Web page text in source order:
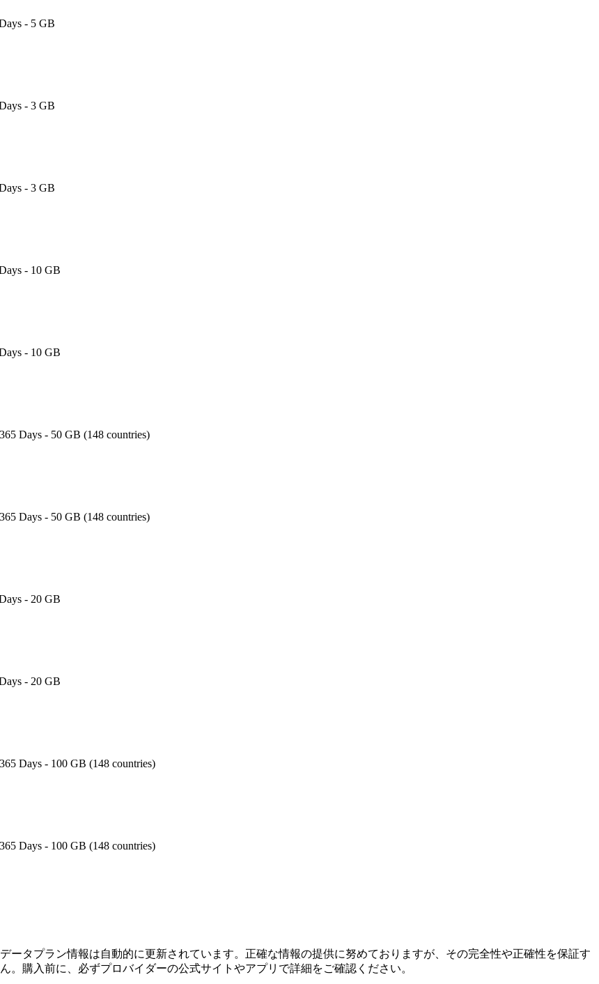
- 5 GB
- 3 GB
- 3 GB
- 10 GB
- 10 GB
Days - 50 GB (148 countries)
Days - 50 GB (148 countries)
- 20 GB
- 20 GB
Days - 100 GB (148 countries)
Days - 100 GB (148 countries)
ータプラン情報は自動的に更新されています。正確な情報の提供に努めておりますが、その完全性や正確性を保証す
。購入前に、必ずプロバイダーの公式サイトやアプリで詳細をご確認ください。